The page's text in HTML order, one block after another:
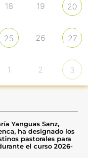
18 19 20
25 26 27
1 2 3
Yanguas Sanz,
ha designado los
pastorales para
el curso 2026-